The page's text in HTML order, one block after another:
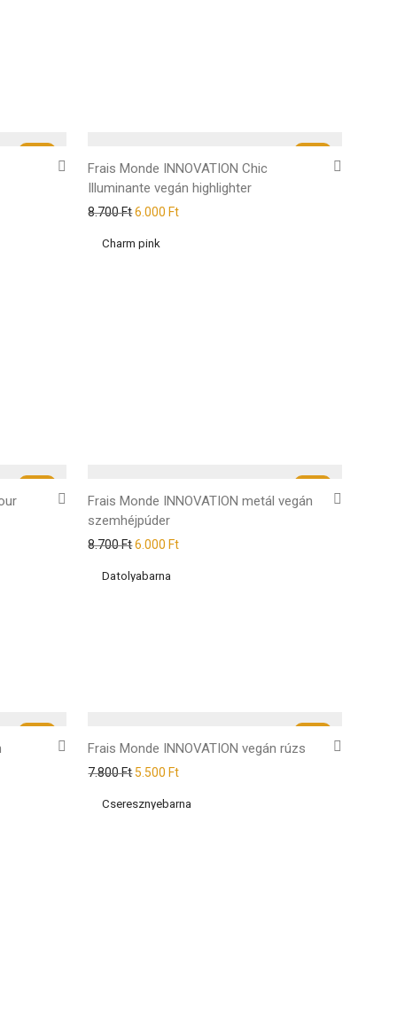
Frais Monde INNOVATION Chic
Illuminante vegán highlighter
8.700Ft6.000 Ft
Frais Monde INNOVATION metál vegán
szemhéjpúder
8.700Ft6.000 Ft
Frais Monde INNOVATION vegán rúzs
7.800Ft 5.500 Ft